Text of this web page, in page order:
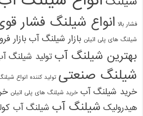
فشار بالا انواع شیلنگ فشار
شیلنگ های پلی اتیلن بازار شیلنگ آب بازار
بهترین شیلنگ آب تولید شیلنگ
شیلنگ صنعتی تولید کننده انواع
خرید شیلنگ آب خرید شیلنگ های پلی اتیلن
هیدرولیک شیلنگ آب شیلنگ آب